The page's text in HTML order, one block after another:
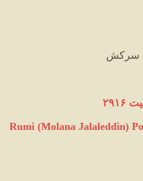
سرکش
Rumi (Molana Jalaleddin)